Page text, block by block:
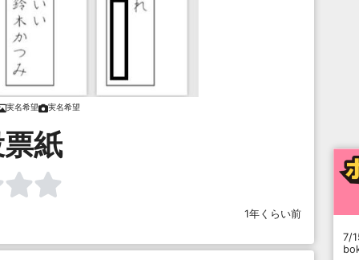
実名希望 実名希望
紙
1年くらい前
7/